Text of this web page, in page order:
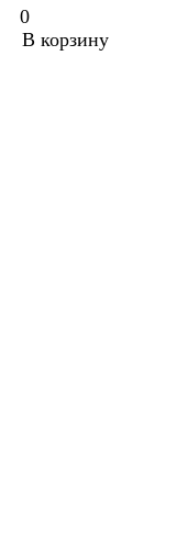
0
В корзину